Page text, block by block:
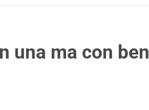
una ma con ben